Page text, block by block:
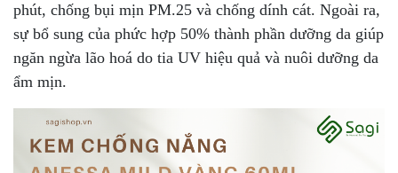
phút, chống bụi mịn PM.25 và chống dính cát. Ngoài ra,
sự bổ sung của phức hợp 50% thành phần dưỡng da giúp
ngăn ngừa lão hoá do tia UV hiệu quả và nuôi dưỡng da
ẩm mịn.